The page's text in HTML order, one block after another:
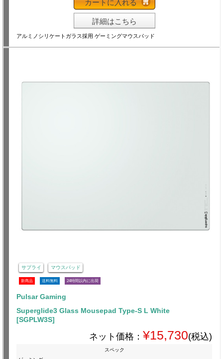
カートに入れる
詳細はこちら
アルミノシリケートガラス採用 ゲーミングマウスパッド
サプライ マウスパッド
新商品 送料無料 24時間以内に出荷
Pulsar Gaming
Superglide3 Glass Mousepad Type-S L White
[SGPLW3S]
ネット価格： ¥15,730(税込)
スペック